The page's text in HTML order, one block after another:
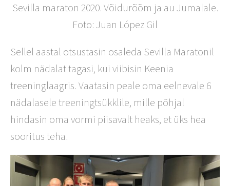
Sevilla maraton 2020. Võidurõõm ja au Jumalale.
Foto: Juan López Gil
Sellel aastal otsustasin osaleda Sevilla Maratonil
kolm nädalat tagasi, kui viibisin Keenia
treeninglaagris. Vaatasin peale oma eelnevale 6
nädalasele treeningtsükklile, mille põhjal
hindasin oma vormi piisavalt heaks, et üks hea
sooritus teha.